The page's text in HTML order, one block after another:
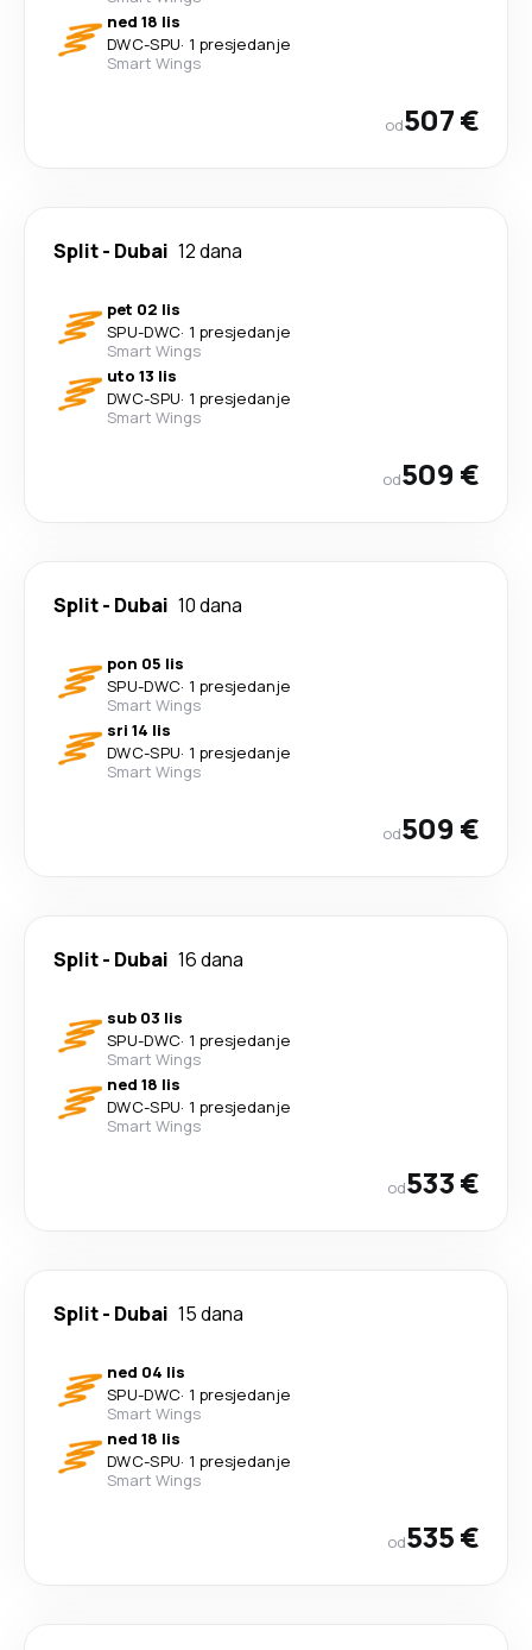
ned 18 lis
DWC-SPU· 1 presjedanje
Smart Wings
od507 €
Split- Dubai 12 dana
pet 02 lis
SPU-DWC· 1 presjedanje
Smart Wings
uto 13 lis
DWC-SPU· 1 presjedanje
Smart Wings
od509 €
Split- Dubai 10 dana
pon 05 lis
SPU-DWC· 1 presjedanje
Smart Wings
sri 14 lis
DWC-SPU· 1 presjedanje
Smart Wings
od509 €
Split- Dubai 16 dana
sub 03 lis
SPU-DWC· 1 presjedanje
Smart Wings
ned 18 lis
DWC-SPU· 1 presjedanje
Smart Wings
od533 €
Split- Dubai 15 dana
ned 04 lis
SPU-DWC· 1 presjedanje
Smart Wings
ned 18 lis
DWC-SPU· 1 presjedanje
Smart Wings
od535 €